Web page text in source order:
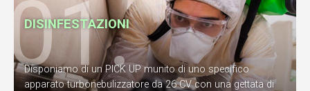
01.
DISINFESTAZIONI
Disponiamo di un PICK UP munito di uno specifico
apparato turbonebulizzatore da 26 CV con una gettata di